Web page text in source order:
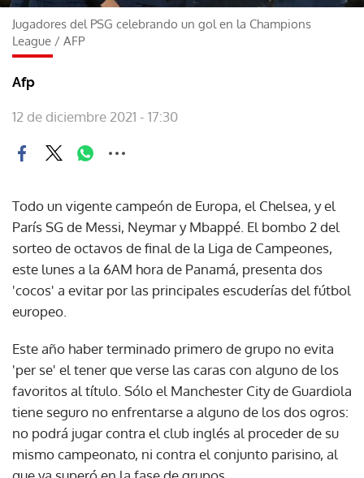
Jugadores del PSG celebrando un gol en la Champions
League / AFP
Afp
12 de diciembre 2021 - 17:30
Todo un vigente campeón de Europa, el Chelsea, y el
París SG de Messi, Neymar y Mbappé. El bombo 2 del
sorteo de octavos de final de la Liga de Campeones,
este lunes a la 6AM hora de Panamá, presenta dos
'cocos' a evitar por las principales escuderías del fútbol
europeo.
Este año haber terminado primero de grupo no evita
'per se' el tener que verse las caras con alguno de los
favoritos al título. Sólo el Manchester City de Guardiola
tiene seguro no enfrentarse a alguno de los dos ogros:
no podrá jugar contra el club inglés al proceder de su
mismo campeonato, ni contra el conjunto parisino, al